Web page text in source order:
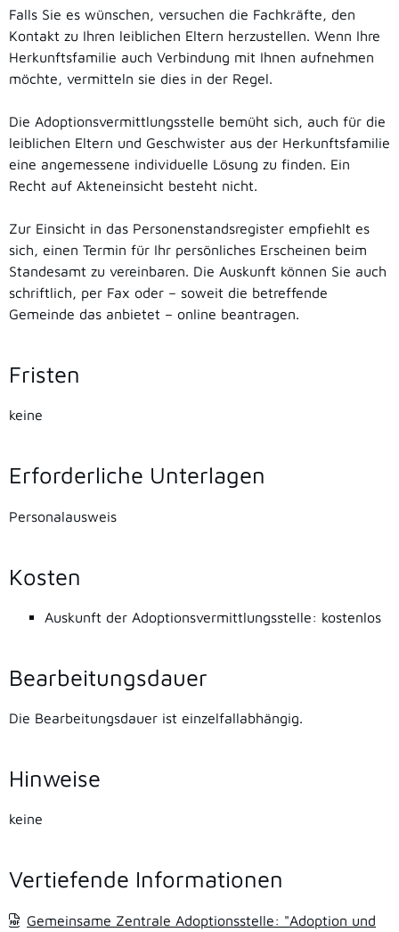
Falls Sie es wünschen, versuchen die Fachkräfte, den
Kontakt zu Ihren leiblichen Eltern herzustellen. Wenn Ihre
Herkunftsfamilie auch Verbindung mit Ihnen aufnehmen
möchte, vermitteln sie dies in der Regel.
Die Adoptionsvermittlungsstelle bemüht sich, auch für die
leiblichen Eltern und Geschwister aus der Herkunftsfamilie
eine angemessene individuelle Lösung zu finden. Ein
Recht auf Akteneinsicht besteht nicht.
Zur Einsicht in das Personenstandsregister empfiehlt es
sich, einen Termin für Ihr persönliches Erscheinen beim
Standesamt zu vereinbaren. Die Auskunft können Sie auch
schriftlich, per Fax oder – soweit die betreffende
Gemeinde das anbietet – online beantragen.
Fristen
keine
Erforderliche Unterlagen
Personalausweis
Kosten
Auskunft der Adoptionsvermittlungsstelle: kostenlos
Bearbeitungsdauer
Die Bearbeitungsdauer ist einzelfallabhängig.
Hinweise
keine
Vertiefende Informationen
Gemeinsame Zentrale Adoptionsstelle: "Adoption und